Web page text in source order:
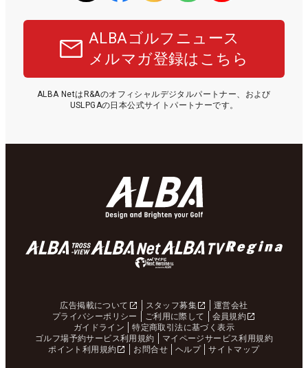
ALBAゴルフニュース
メルマガ登録はこちら
ALBA NetはR&Aのオフィシャルデジタルパートナー、および
USLPGAの日本公式サイトパートナーです。
広告掲載について スタッフ募集
運営会社
プライバシーポリシー
ご利用に際して
会員規約
ガイドライン
特定商取引法に基づく表示
ゴルフ場予約サービス利用規約
マイページサービス利用規約
ポイント利用規約
お問合せ ヘルプ サイトマップ